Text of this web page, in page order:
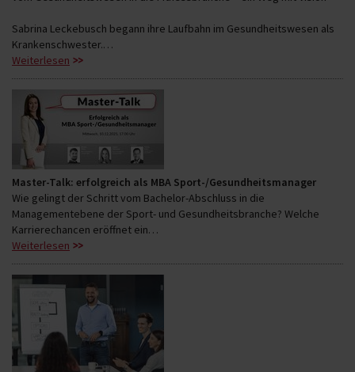
Sabrina Leckebusch begann ihre Laufbahn im Gesundheitswesen als
Krankenschwester.…
Weiterlesen
Master-Talk: erfolgreich als MBA Sport-/Gesundheitsmanager
Wie gelingt der Schritt vom Bachelor-Abschluss in die
Managementebene der Sport- und Gesundheitsbranche? Welche
Karrierechancen eröffnet ein…
Weiterlesen